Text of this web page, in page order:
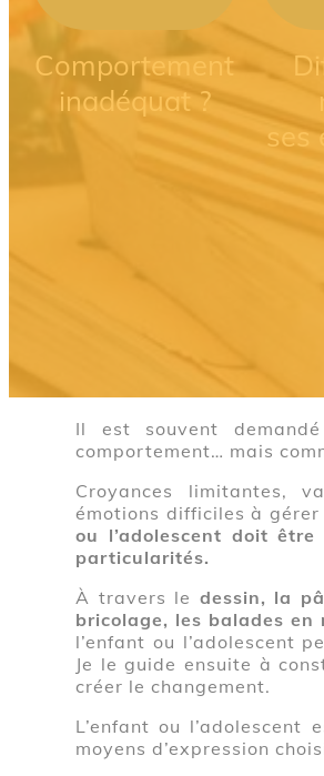
Comportement
inadéquat ?
ses
Pourquoi
Il est souvent
comportement… mais
Croyances limitantes,
émotions difficiles à
ou l’adolescent doit
particularités.
À travers le dessin, la
bricolage, les balades
l’enfant ou l’adolescent
Je le guide ensuite à
créer le changement.
L’enfant ou
moyens d’expression